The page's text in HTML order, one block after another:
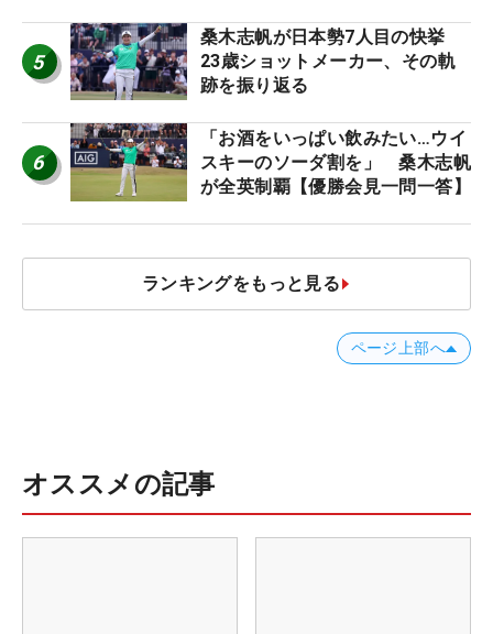
5
桑木志帆が日本勢7人目の快挙
23歳ショットメーカー、その軌
跡を振り返る
6
「お酒をいっぱい飲みたい…ウイ
スキーのソーダ割を」 桑木志帆
が全英制覇【優勝会見一問一答】
ランキングをもっと見る
ページ上部へ
オススメの記事